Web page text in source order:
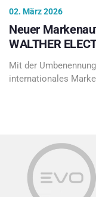
02. März 2026
Neuer
WALTHER
Mit der
internationales